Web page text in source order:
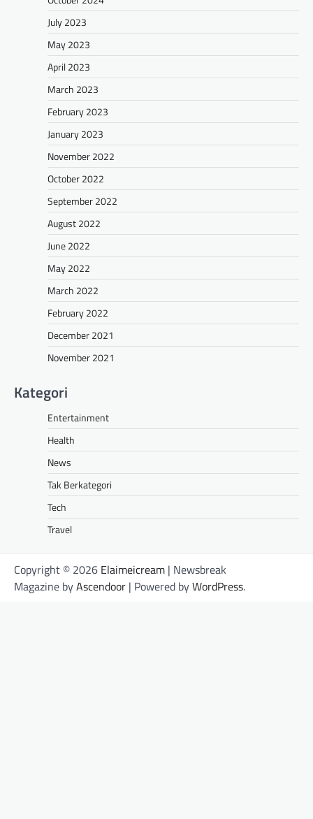
July 2023
May 2023
April 2023
March 2023
February 2023
January 2023
November 2022
October 2022
September 2022
August 2022
June 2022
May 2022
March 2022
February 2022
December 2021
November 2021
Kategori
Entertainment
Health
News
Tak Berkategori
Tech
Travel
Copyright © 2026 Elaimeicream | Newsbreak
Magazine byAscendoor | Powered byWordPress.